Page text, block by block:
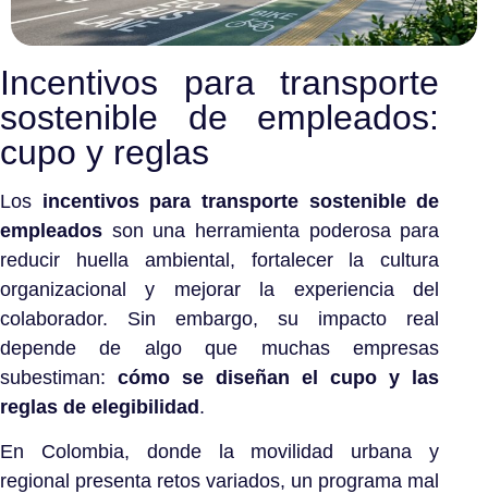
Incentivos para transporte
sostenible de empleados:
cupo y reglas
Los incentivos para transporte sostenible de
empleados son una herramienta poderosa para
reducir huella ambiental, fortalecer la cultura
organizacional y mejorar la experiencia del
colaborador. Sin embargo, su impacto real
depende de algo que muchas empresas
subestiman:cómo se diseñan el cupo y las
reglas de elegibilidad.
En Colombia, donde la movilidad urbana y
regional presenta retos variados, un programa mal